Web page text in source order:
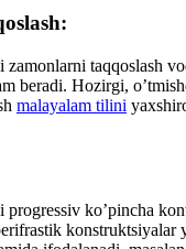
taqqoslash
beradi. Hozirgi,
malayalam tilini
ko’pincha
konstruktsiyalar